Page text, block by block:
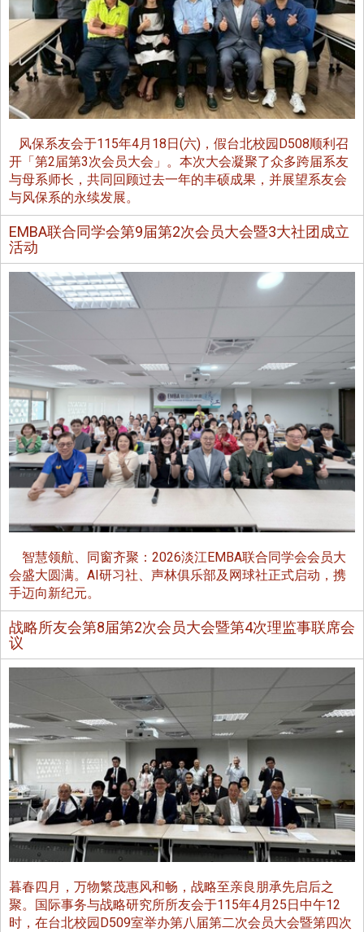
风保系友会于115年4月18日(六)，假台北校园D508顺利召
开「第2届第3次会员大会」。本次大会凝聚了众多跨届系友
与母系师长，共同回顾过去一年的丰硕成果，并展望系友会
与风保系的永续发展。
EMBA联合同学会第9届第2次会员大会暨3大社团成立
活动
智慧领航、同窗齐聚：2026淡江EMBA联合同学会会员大
会盛大圆满。AI研习社、声林俱乐部及网球社正式启动，携
手迈向新纪元。
战略所友会第8届第2次会员大会暨第4次理监事联席会
议
暮春四月，万物繁茂惠风和畅，战略至亲良朋承先启后之
聚。国际事务与战略研究所所友会于115年4月25日中午12
时，在台北校园D509室举办第八届第二次会员大会暨第四次